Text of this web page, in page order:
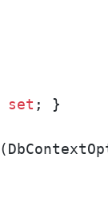
set ; }
(